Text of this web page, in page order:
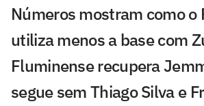
Números mostram como o
utiliza menos a base com
Fluminense recupera
segue sem Thiago Silva e